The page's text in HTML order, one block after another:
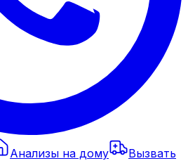
Анализы на дому Вызвать